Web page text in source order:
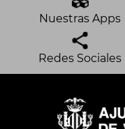
Nuestras Apps
Redes Sociales